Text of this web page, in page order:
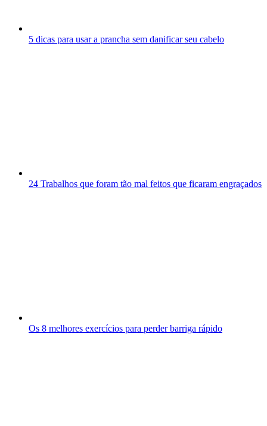
5 dicas para usar a prancha sem danificar seu cabelo
24 Trabalhos que foram tão mal feitos que ficaram engraçados
Os 8 melhores exercícios para perder barriga rápido